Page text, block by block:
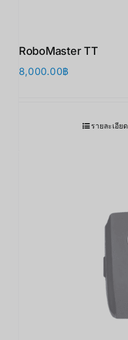
RoboMaster TT
8,000.00฿
รายละเอียด